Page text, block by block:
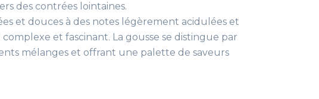
des contrées lointaines.
et douces à des notes légèrement acidulées et
et fascinant. La gousse se distingue par
mélanges et offrant une palette de saveurs